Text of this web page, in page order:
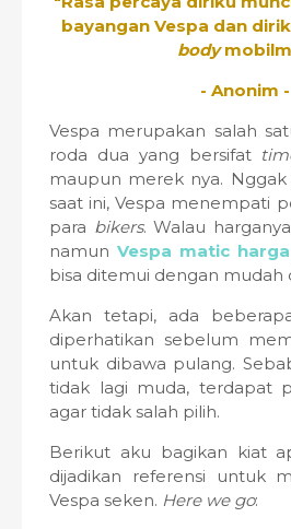
bayangan Vespa dan
body
- Anonim -
Vespa merupakan salah
roda dua yang bersifat
maupun merek nya. Nggak
saat ini, Vespa menempati
para bikers. Walau
namun Vespa matic
bisa ditemui dengan mudah
Akan tetapi, ada
diperhatikan sebelum
untuk dibawa pulang.
tidak lagi muda, terdapat
agar tidak salah pilih.
Berikut aku bagikan kiat
dijadikan referensi untuk
Vespa seken. Here we go: